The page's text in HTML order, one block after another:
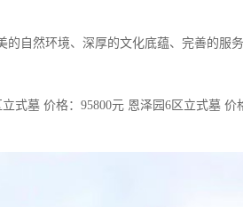
自然环境、深厚的文化底蕴、完善的服
式墓 价格：95800元 恩泽园6区立式墓 价